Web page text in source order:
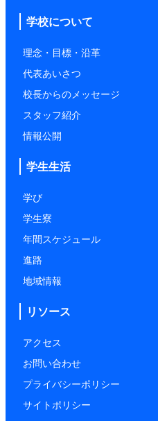
学校について
理念・目標・沿革
代表あいさつ
校長からのメッセージ
スタッフ紹介
情報公開
学生生活
学び
学生寮
年間スケジュール
進路
地域情報
リソース
アクセス
お問い合わせ
プライバシーポリシー
サイトポリシー